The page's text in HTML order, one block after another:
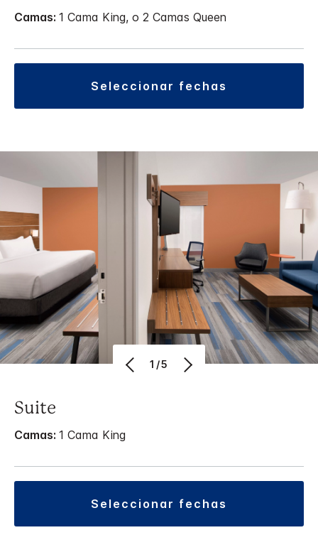
Camas: 1 Cama King, o 2 Camas Queen
seleccionar fechas
1/5
Suite
Camas: 1 Cama King
seleccionar fechas